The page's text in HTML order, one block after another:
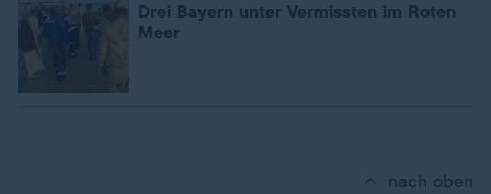
Drei Bayern unter Vermissten im Roten
Meer
nach oben